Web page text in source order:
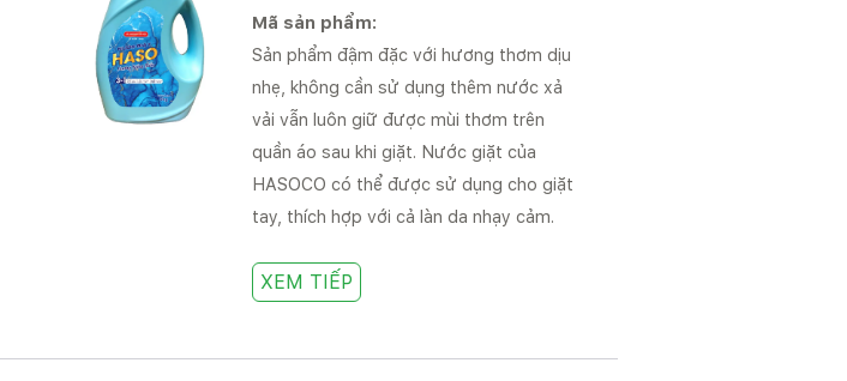
Mã sản phẩm:
Sản phẩm đậm đặc với hương thơm dịu
nhẹ, không cần sử dụng thêm nước xả
vải vẫn luôn giữ được mùi thơm trên
quần áo sau khi giặt. Nước giặt của
HASOCO có thể được sử dụng cho giặt
tay, thích hợp với cả làn da nhạy cảm.
XEM TIẾP